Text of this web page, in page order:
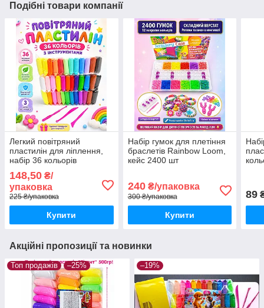
Подібні товари компанії
Легкий повітряний
пластилін для ліплення,
набір 36 кольорів
148,50 ₴/
упаковка
225 ₴/упаковка
Купити
Набір гумок для плетіння
браслетів Rainbow Loom,
кейс 2400 шт
240₴/упаковка
300 ₴/упаковка
Купити
89
Акційні пропозиції та новинки
Топ продажів –25% –19%